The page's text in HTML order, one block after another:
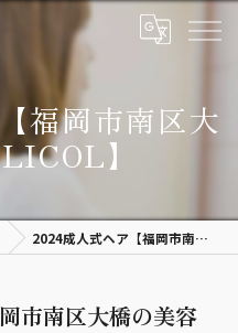
福岡市南区大
】
2024成人式ヘア【福岡市南区大橋の美容室LICOL】
市南区大橋の美容